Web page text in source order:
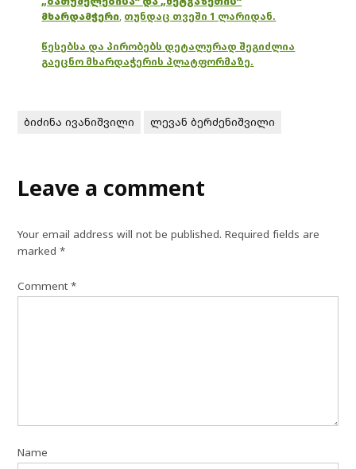
მხარდამჭერი, თუნდაც თვეში 1 ლარიდან.
წესებსა და პირობებს დეტალურად შეგიძლია
გაეცნო მხარდაჭერის პლატფორმაზე.
ბიძინა ივანიშვილი ლევან ბერძენიშვილი
Leave a comment
Your email address will not be published. Required fields are
marked*
Comment*
Name